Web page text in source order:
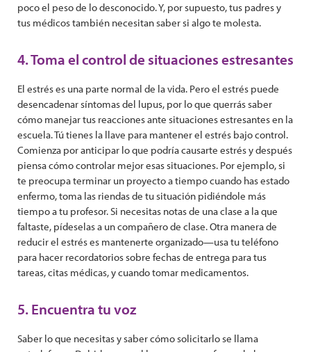
poco el peso de lo desconocido. Y, por supuesto, tus padres y
tus médicos también necesitan saber si algo te molesta.
4. Toma el control de situaciones estresantes
El estrés es una parte normal de la vida. Pero el estrés puede
desencadenar síntomas del lupus, por lo que querrás saber
cómo manejar tus reacciones ante situaciones estresantes en la
escuela. Tú tienes la llave para mantener el estrés bajo control.
Comienza por anticipar lo que podría causarte estrés y después
piensa cómo controlar mejor esas situaciones. Por ejemplo, si
te preocupa terminar un proyecto a tiempo cuando has estado
enfermo, toma las riendas de tu situación pidiéndole más
tiempo a tu profesor. Si necesitas notas de una clase a la que
faltaste, pídeselas a un compañero de clase. Otra manera de
reducir el estrés es mantenerte organizado—usa tu teléfono
para hacer recordatorios sobre fechas de entrega para tus
tareas, citas médicas, y cuando tomar medicamentos.
5. Encuentra tu voz
Saber lo que necesitas y saber cómo solicitarlo se llama